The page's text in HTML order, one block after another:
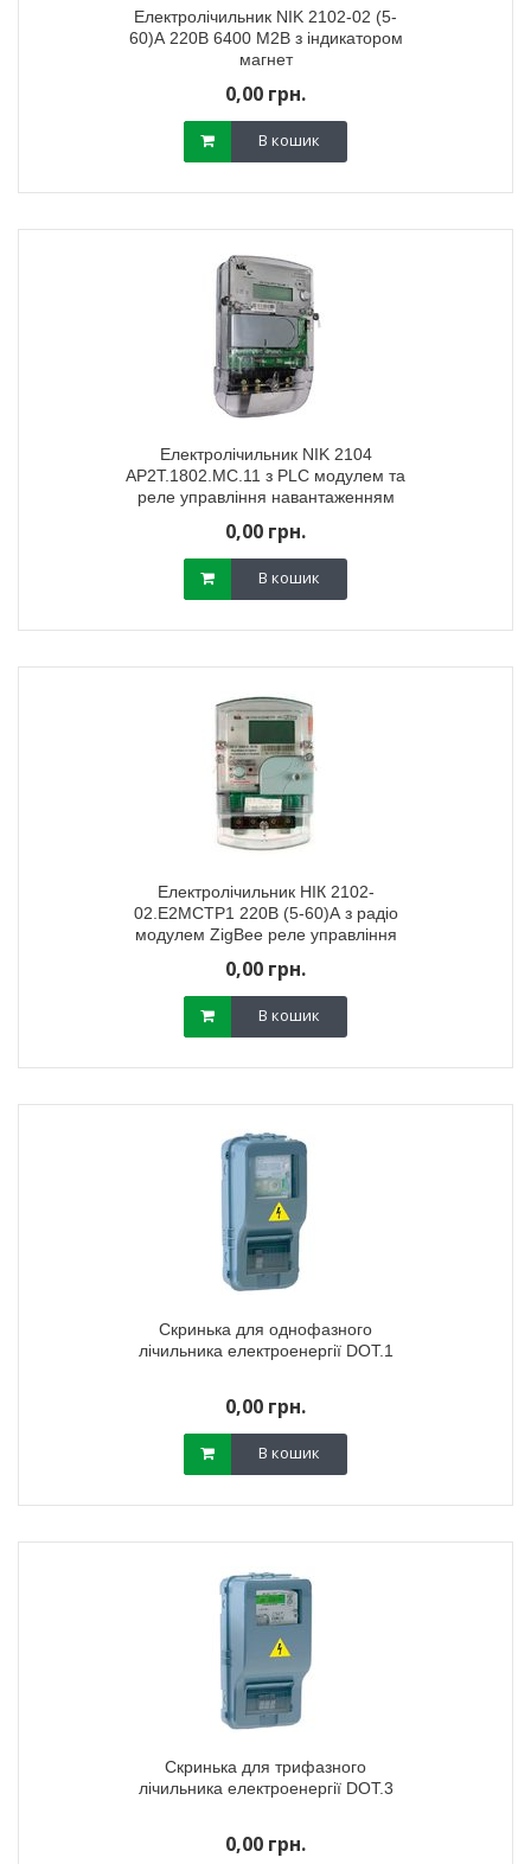
Електролічильник NIK 2102-02 (5-
60)А 220В 6400 М2В з індикатором
магнет
0,00 грн.
В кошик
Електролічильник NIK 2104
AP2T.1802.МC.11 з PLC модулем та
реле управління навантаженням
0,00 грн.
В кошик
Електролічильник НІК 2102-
02.Е2МСТР1 220В (5-60)А з радіо
модулем ZigBee реле управління
0,00 грн.
В кошик
Скринька для однофазного
лічильника електроенергії DOT.1
0,00 грн.
В кошик
Скринька для трифазного
лічильника електроенергії DOT.3
0,00 грн.